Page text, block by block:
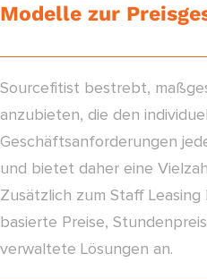
Modelle zur
Sourcefitist bestrebt,
anzubieten, die den
Geschäftsanforderungen
und bietet daher eine
Zusätzlich zum Staff
basierte Preise,
verwaltete Lösungen an.